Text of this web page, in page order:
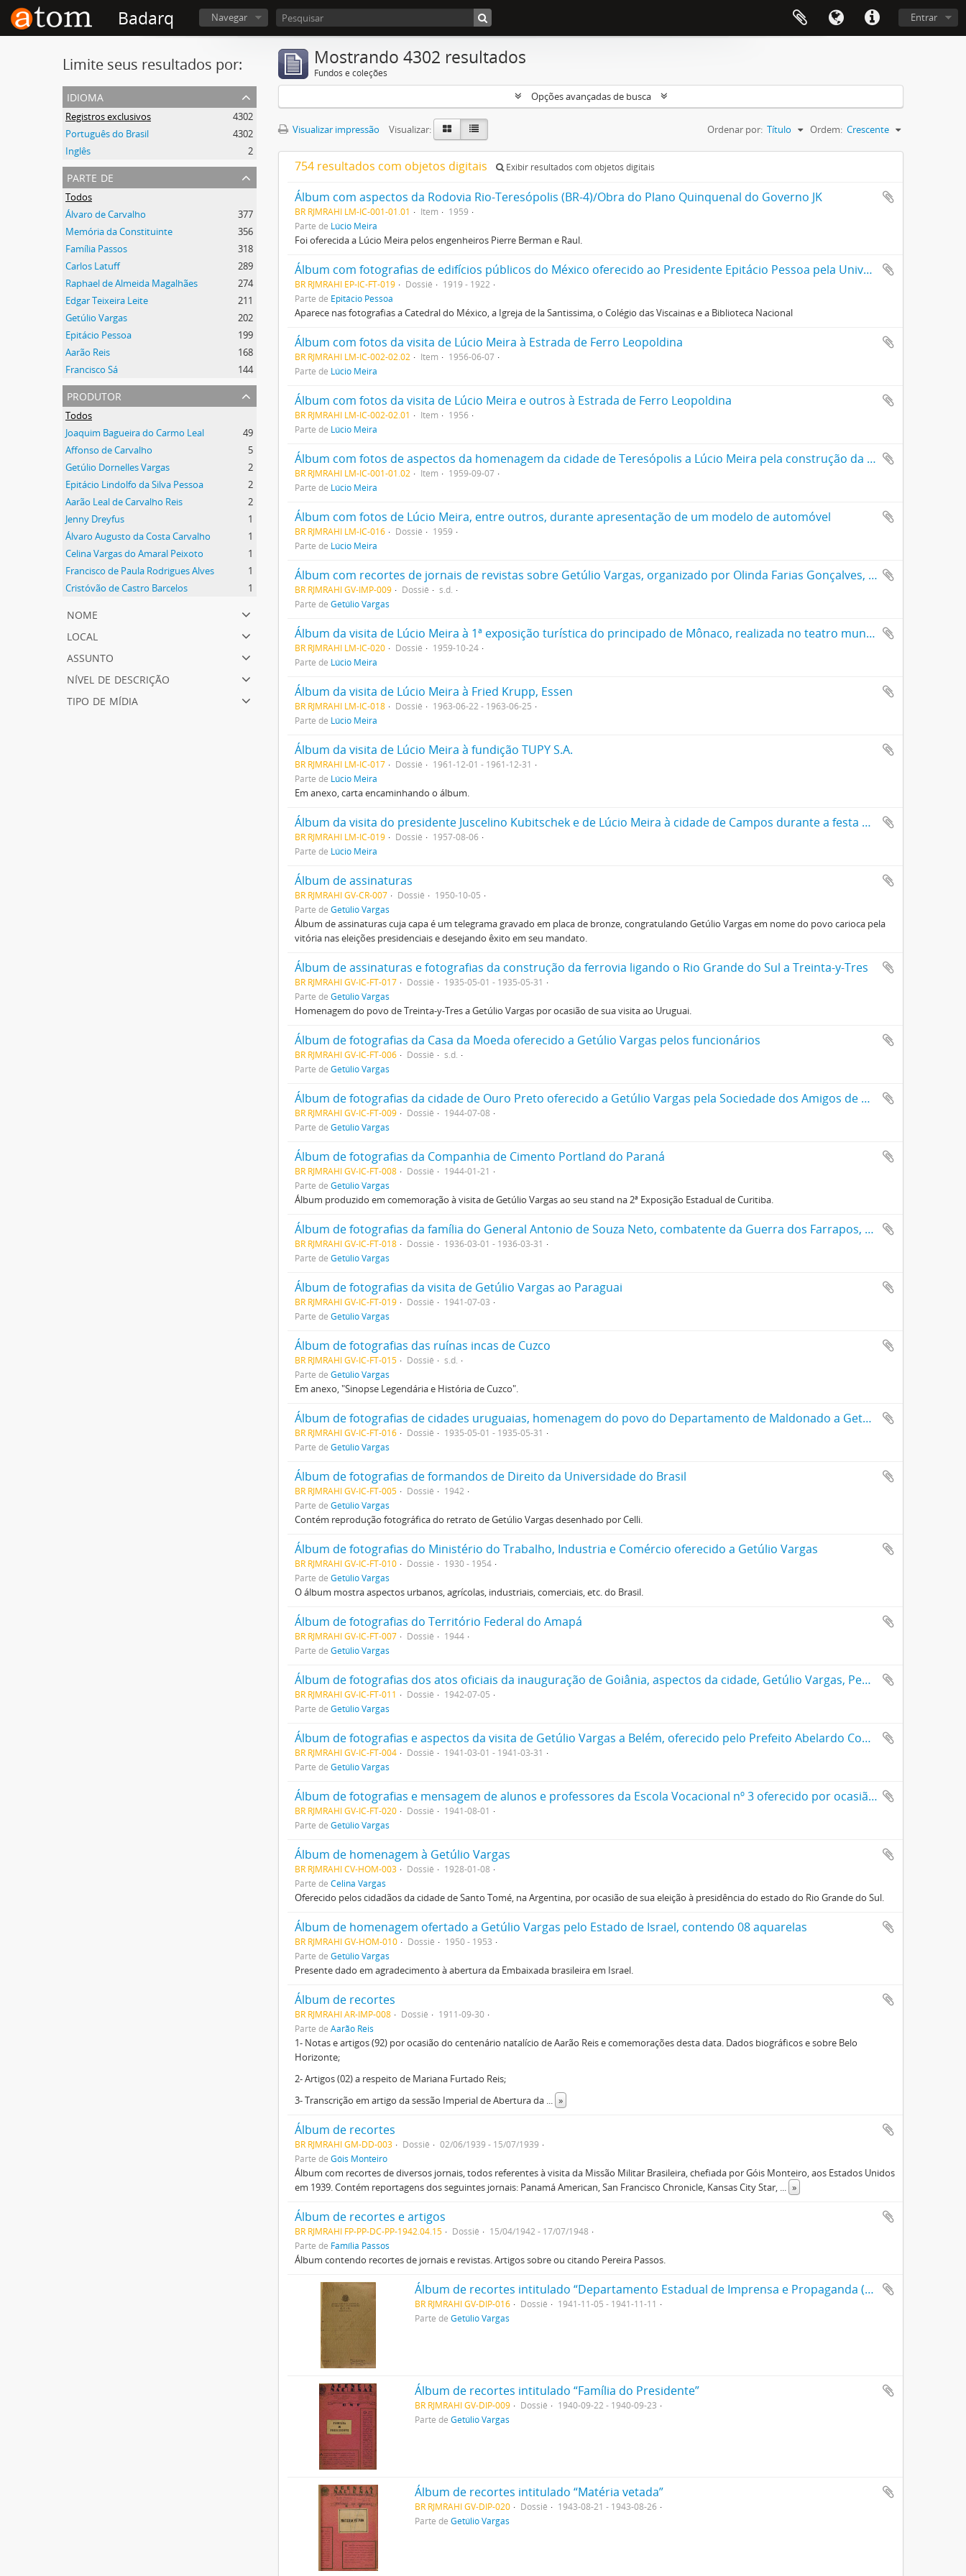
Badarq Navegar Entrar
Limite seus resultados por:
idioma
Registros exclusivos
4302
Português do Brasil
4302
Inglês
2
parte de
Todos
Álvaro de Carvalho
377
Memória da Constituinte
356
Família Passos
318
Carlos Latuff
289
Raphael de Almeida Magalhães
274
Edgar Teixeira Leite
211
Getúlio Vargas
202
Epitácio Pessoa
199
Aarão Reis
168
Francisco Sá
144
produtor
Todos
Joaquim Bagueira do Carmo Leal
49
Affonso de Carvalho
5
Getúlio Dornelles Vargas
2
Epitácio Lindolfo da Silva Pessoa
2
Aarão Leal de Carvalho Reis
2
Jenny Dreyfus
1
Álvaro Augusto da Costa Carvalho
1
Celina Vargas do Amaral Peixoto
1
Francisco de Paula Rodrigues Alves
1
Cristóvão de Castro Barcelos
1
nome
local
assunto
nível de descrição
tipo de mídia
Mostrando 4302 resultados
Fundos e coleções
Opções avançadas de busca
Visualizar impressão Visualizar: Ordenar por: Título Ordem: Crescente
754 resultados com objetos digitais Exibir resultados com objetos digitais
Álbum com aspectos da Rodovia Rio-Teresópolis (BR-4)/Obra do Plano Quinquenal do Governo JK
BR RJMRAHI LM-IC-001-01.01 Item
1959
Parte de Lúcio Meira
Foi oferecida a Lúcio Meira pelos engenheiros Pierre Berman e Raul.
Álbum com fotografias de edifícios públicos do México oferecido ao Presidente Epitácio Pessoa pela Universidade Nacional do México/Secretaria de Educação Pública
BR RJMRAHI EP-IC-FT-019 Dossiê
1919 - 1922
Parte de Epitácio Pessoa
Aparece nas fotografias a Catedral do México, a Igreja de la Santissima, o Colégio das Viscainas e a Biblioteca Nacional
Álbum com fotos da visita de Lúcio Meira à Estrada de Ferro Leopoldina
BR RJMRAHI LM-IC-002-02.02 Item
1956-06-07
Parte de Lúcio Meira
Álbum com fotos da visita de Lúcio Meira e outros à Estrada de Ferro Leopoldina
BR RJMRAHI LM-IC-002-02.01 Item
1956
Parte de Lúcio Meira
Álbum com fotos de aspectos da homenagem da cidade de Teresópolis a Lúcio Meira pela construção da estrada direta
BR RJMRAHI LM-IC-001-01.02 Item
1959-09-07
Parte de Lúcio Meira
Álbum com fotos de Lúcio Meira, entre outros, durante apresentação de um modelo de automóvel
BR RJMRAHI LM-IC-016 Dossiê
1959
Parte de Lúcio Meira
Álbum com recortes de jornais de revistas sobre Getúlio Vargas, organizado por Olinda Farias Gonçalves, admiradora do presidente
BR RJMRAHI GV-IMP-009 Dossiê
s.d.
Parte de Getúlio Vargas
Álbum da visita de Lúcio Meira à 1ª exposição turística do principado de Mônaco, realizada no teatro municipal de São Paulo
BR RJMRAHI LM-IC-020 Dossiê
1959-10-24
Parte de Lúcio Meira
Álbum da visita de Lúcio Meira à Fried Krupp, Essen
BR RJMRAHI LM-IC-018 Dossiê
1963-06-22 - 1963-06-25
Parte de Lúcio Meira
Álbum da visita de Lúcio Meira à fundição TUPY S.A.
BR RJMRAHI LM-IC-017 Dossiê
1961-12-01 - 1961-12-31
Parte de Lúcio Meira
Em anexo, carta encaminhando o álbum.
Álbum da visita do presidente Juscelino Kubitschek e de Lúcio Meira à cidade de Campos durante a festa do açúcar
BR RJMRAHI LM-IC-019 Dossiê
1957-08-06
Parte de Lúcio Meira
Álbum de assinaturas
BR RJMRAHI GV-CR-007 Dossiê
1950-10-05
Parte de Getúlio Vargas
Álbum de assinaturas cuja capa é um telegrama gravado em placa de bronze, congratulando Getúlio Vargas em nome do povo carioca pela
vitória nas eleições presidenciais e desejando êxito em seu mandato.
Álbum de assinaturas e fotografias da construção da ferrovia ligando o Rio Grande do Sul a Treinta-y-Tres
BR RJMRAHI GV-IC-FT-017 Dossiê
1935-05-01 - 1935-05-31
Parte de Getúlio Vargas
Homenagem do povo de Treinta-y-Tres a Getúlio Vargas por ocasião de sua visita ao Uruguai.
Álbum de fotografias da Casa da Moeda oferecido a Getúlio Vargas pelos funcionários
BR RJMRAHI GV-IC-FT-006 Dossiê
s.d.
Parte de Getúlio Vargas
Álbum de fotografias da cidade de Ouro Preto oferecido a Getúlio Vargas pela Sociedade dos Amigos de Ouro Preto
BR RJMRAHI GV-IC-FT-009 Dossiê
1944-07-08
Parte de Getúlio Vargas
Álbum de fotografias da Companhia de Cimento Portland do Paraná
BR RJMRAHI GV-IC-FT-008 Dossiê
1944-01-21
Parte de Getúlio Vargas
Álbum produzido em comemoração à visita de Getúlio Vargas ao seu stand na 2ª Exposição Estadual de Curitiba.
Álbum de fotografias da família do General Antonio de Souza Neto, combatente da Guerra dos Farrapos, oferecido por sua filha a Getúlio Vargas em carta anexa
BR RJMRAHI GV-IC-FT-018 Dossiê
1936-03-01 - 1936-03-31
Parte de Getúlio Vargas
Álbum de fotografias da visita de Getúlio Vargas ao Paraguai
BR RJMRAHI GV-IC-FT-019 Dossiê
1941-07-03
Parte de Getúlio Vargas
Álbum de fotografias das ruínas incas de Cuzco
BR RJMRAHI GV-IC-FT-015 Dossiê
s.d.
Parte de Getúlio Vargas
Em anexo, "Sinopse Legendária e História de Cuzco".
Álbum de fotografias de cidades uruguaias, homenagem do povo do Departamento de Maldonado a Getúlio Vargas por ocasião de sua visita ao Uruguai
BR RJMRAHI GV-IC-FT-016 Dossiê
1935-05-01 - 1935-05-31
Parte de Getúlio Vargas
Álbum de fotografias de formandos de Direito da Universidade do Brasil
BR RJMRAHI GV-IC-FT-005 Dossiê
1942
Parte de Getúlio Vargas
Contém reprodução fotográfica do retrato de Getúlio Vargas desenhado por Celli.
Álbum de fotografias do Ministério do Trabalho, Industria e Comércio oferecido a Getúlio Vargas
BR RJMRAHI GV-IC-FT-010 Dossiê
1930 - 1954
Parte de Getúlio Vargas
O álbum mostra aspectos urbanos, agrícolas, industriais, comerciais, etc. do Brasil.
Álbum de fotografias do Território Federal do Amapá
BR RJMRAHI GV-IC-FT-007 Dossiê
1944
Parte de Getúlio Vargas
Álbum de fotografias dos atos oficiais da inauguração de Goiânia, aspectos da cidade, Getúlio Vargas, Pedro Ludovico e membros do governo local
BR RJMRAHI GV-IC-FT-011 Dossiê
1942-07-05
Parte de Getúlio Vargas
Álbum de fotografias e aspectos da visita de Getúlio Vargas a Belém, oferecido pelo Prefeito Abelardo Conduru
BR RJMRAHI GV-IC-FT-004 Dossiê
1941-03-01 - 1941-03-31
Parte de Getúlio Vargas
Álbum de fotografias e mensagem de alunos e professores da Escola Vocacional nº 3 oferecido por ocasião da visita de Getúlio Vargas ao Paraguai
BR RJMRAHI GV-IC-FT-020 Dossiê
1941-08-01
Parte de Getúlio Vargas
Álbum de homenagem à Getúlio Vargas
BR RJMRAHI CV-HOM-003 Dossiê
1928-01-08
Parte de Celina Vargas
Oferecido pelos cidadãos da cidade de Santo Tomé, na Argentina, por ocasião de sua eleição à presidência do estado do Rio Grande do Sul.
Álbum de homenagem ofertado a Getúlio Vargas pelo Estado de Israel, contendo 08 aquarelas
BR RJMRAHI GV-HOM-010 Dossiê
1950 - 1953
Parte de Getúlio Vargas
Presente dado em agradecimento à abertura da Embaixada brasileira em Israel.
Álbum de recortes
BR RJMRAHI AR-IMP-008 Dossiê
1911-09-30
Parte de Aarão Reis
1- Notas e artigos (92) por ocasião do centenário natalício de Aarão Reis e comemorações desta data. Dados biográficos e sobre Belo
Horizonte;
2- Artigos (02) a respeito de Mariana Furtado Reis;
3- Transcrição em artigo da sessão Imperial de Abertura da ... »
Álbum de recortes
BR RJMRAHI GM-DD-003 Dossiê
02/06/1939 - 15/07/1939
Parte de Góis Monteiro
Álbum com recortes de diversos jornais, todos referentes à visita da Missão Militar Brasileira, chefiada por Góis Monteiro, aos Estados Unidos
em 1939. Contém reportagens dos seguintes jornais: Panamá American, San Francisco Chronicle, Kansas City Star, ... »
Álbum de recortes e artigos
BR RJMRAHI FP-PP-DC-PP-1942.04.15 Dossiê
15/04/1942 - 17/07/1948
Parte de Família Passos
Álbum contendo recortes de jornais e revistas. Artigos sobre ou citando Pereira Passos.
Álbum de recortes intitulado “Departamento Estadual de Imprensa e Propaganda (D.E.I.P.) São Paulo”
BR RJMRAHI GV-DIP-016 Dossiê
1941-11-05 - 1941-11-11
Parte deGetúlio Vargas
Álbum de recortes intitulado “Família do Presidente”
BR RJMRAHI GV-DIP-009 Dossiê
1940-09-22 - 1940-09-23
Parte deGetúlio Vargas
Álbum de recortes intitulado “Matéria vetada”
BR RJMRAHI GV-DIP-020 Dossiê
1943-08-21 - 1943-08-26
Parte deGetúlio Vargas